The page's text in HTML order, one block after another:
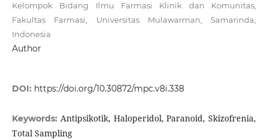
Kelompok Bidang Ilmu Farmasi Klinik dan Komunitas,
Fakultas Farmasi, Universitas Mulawarman, Samarinda,
Indonesia
Author
DOI: https://doi.org/10.30872/mpc.v8i.338
Keywords: Antipsikotik, Haloperidol, Paranoid, Skizofrenia,
Total Sampling